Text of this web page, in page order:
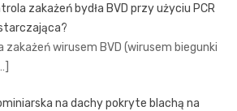
zakażeń bydła BVD przy użyciu PCR
zakażeń wirusem BVD (wirusem biegunki
na dachy pokryte blachą na